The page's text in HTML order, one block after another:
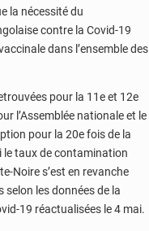
la nécessité du
contre la Covid-19
dans l’ensemble des
pour la 11e et 12e
l’Assemblée nationale et le
pour la 20e fois de la
le taux de contamination
Noire s’est en revanche
selon les données de la
19 réactualisées le 4 mai.